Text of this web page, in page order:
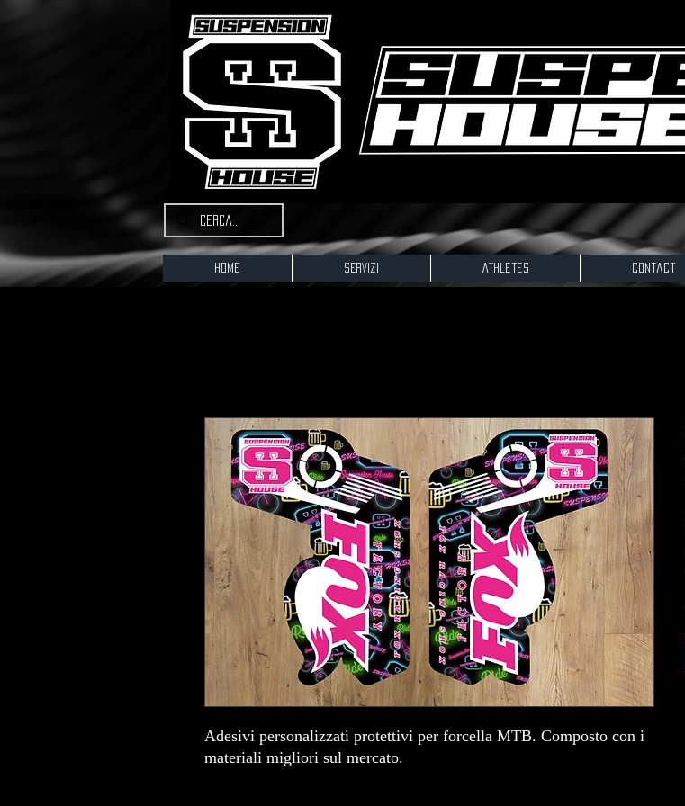
Home SERVIZI Athletes Contact
Adesivi personalizzati protettivi per forcella MTB. Composto con i
materiali migliori sul mercato.